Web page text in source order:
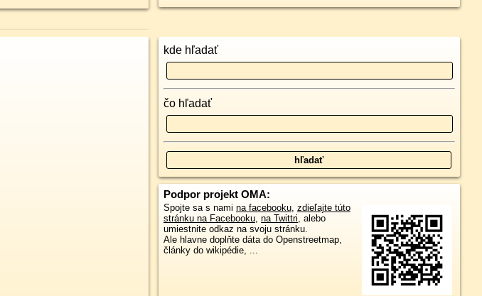
kde hľadať
čo hľadať
Podpor projekt OMA:
Spojte sa s nami na facebooku, zdieľajte túto
stránku na Facebooku, na Twittri, alebo
umiestnite odkaz na svoju stránku.
Ale hlavne doplňte dáta do Openstreetmap,
články do wikipédie, ...